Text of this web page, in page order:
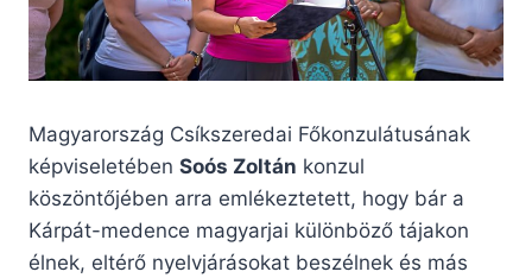
Magyarország Csíkszeredai Főkonzulátusának
képviseletében Soós Zoltán konzul
köszöntőjében arra emlékeztetett, hogy bár a
Kárpát-medence magyarjai különböző tájakon
élnek, eltérő nyelvjárásokat beszélnek és más